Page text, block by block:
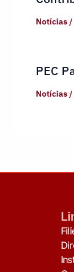
Notícias/
PEC
Notícias/